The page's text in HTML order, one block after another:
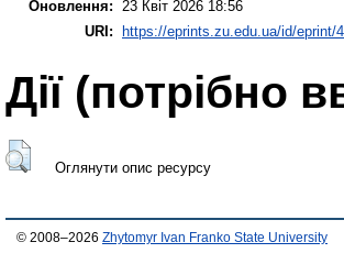
Оновлення: 23 Квіт 2026 18:56
URI:
https://eprints.zu.edu.ua/id/eprint/
Дії ​​(потрібно
Оглянути опис ресурсу
© 2008–2026 Zhytomyr Ivan Franko State University